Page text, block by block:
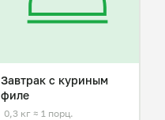
Завтрак с куриным
филе
0,3 кг ≈ 1 порц.